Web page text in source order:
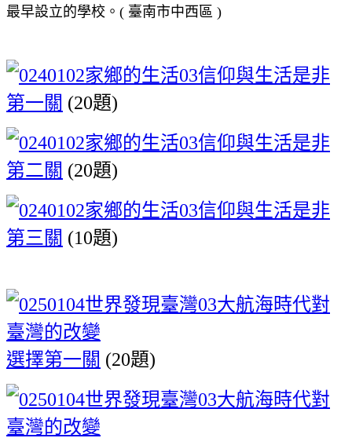
最早設立的學校。( 臺南市中西區 )
是非
第一關 (20題)
是非
第二關 (20題)
是非
第三關 (10題)
選擇第一關 (20題)